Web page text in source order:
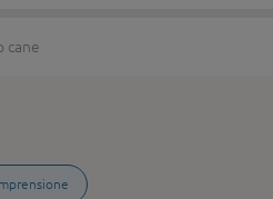
cane